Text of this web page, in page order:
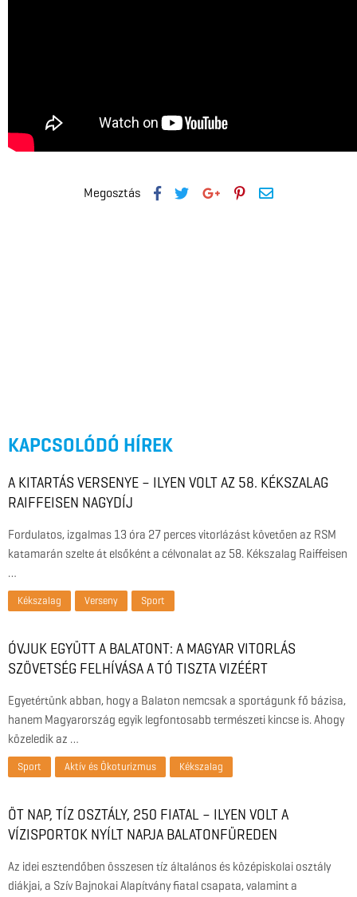
Megosztás
KAPCSOLÓDÓ HÍREK
A KITARTÁS VERSENYE – ILYEN VOLT AZ 58. KÉKSZALAG
RAIFFEISEN NAGYDÍJ
Fordulatos, izgalmas 13 óra 27 perces vitorlázást követően az RSM
katamarán szelte át elsőként a célvonalat az 58. Kékszalag Raiffeisen
…
Kékszalag Verseny Sport
ÓVJUK EGYÜTT A BALATONT: A MAGYAR VITORLÁS
SZÖVETSÉG FELHÍVÁSA A TÓ TISZTA VIZÉÉRT
Egyetértünk abban, hogy a Balaton nemcsak a sportágunk fő bázisa,
hanem Magyarország egyik legfontosabb természeti kincse is. Ahogy
közeledik az …
Sport Aktív és Ökoturizmus Kékszalag
ÖT NAP, TÍZ OSZTÁLY, 250 FIATAL – ILYEN VOLT A
VÍZISPORTOK NYÍLT NAPJA BALATONFÜREDEN
Az idei esztendőben összesen tíz általános és középiskolai osztály
diákjai, a Szív Bajnokai Alapítvány fiatal csapata, valamint a